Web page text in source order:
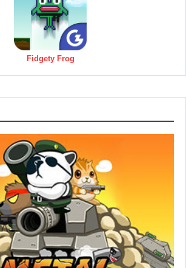
Fidgety Frog